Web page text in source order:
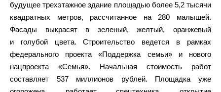
будущее трехэтажное здание площадью более 5,2 тысячи
квадратных метров, рассчитанное на 280 малышей.
Фасады выкрасят в зеленый, желтый, оранжевый
и голубой цвета. Строительство ведется в рамках
федерального проекта «Поддержка семьи» и нового
нацпроекта «Семья». Начальная стоимость работ
составляет 537 миллионов рублей. Площадка уже